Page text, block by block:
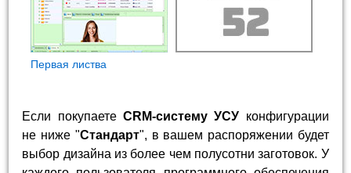
Первая листва
Если покупаете CRM-систему УСУ конфигурации
не ниже "Стандарт", в вашем распоряжении будет
выбор дизайна из более чем полусотни заготовок. У